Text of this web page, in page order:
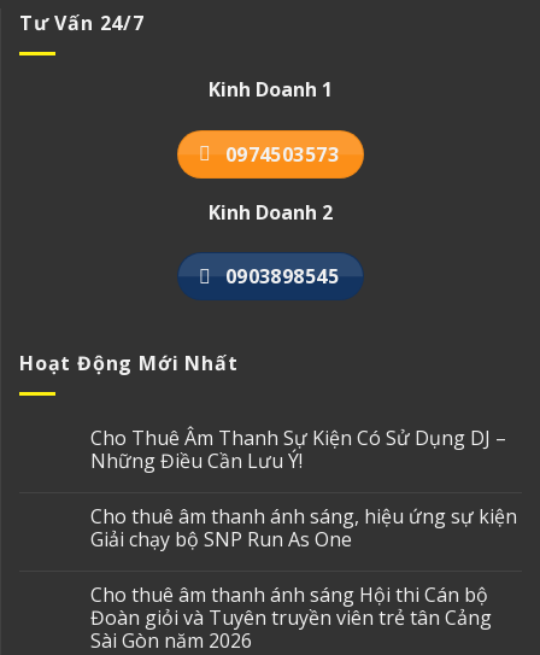
Tư Vấn 24/7
Kinh Doanh 1
0974503573
Kinh Doanh 2
0903898545
Hoạt Động Mới Nhất
Cho Thuê Âm Thanh Sự Kiện Có Sử Dụng DJ –
Những Điều Cần Lưu Ý!
Cho thuê âm thanh ánh sáng, hiệu ứng sự kiện
Giải chạy bộ SNP Run As One
Cho thuê âm thanh ánh sáng Hội thi Cán bộ
Đoàn giỏi và Tuyên truyền viên trẻ tân Cảng
Sài Gòn năm 2026